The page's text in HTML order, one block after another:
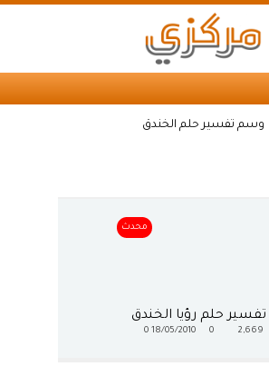
وسم تفسير حلم الخندق
محدث
تفسير حلم رؤيا الخندق
2,669
18/05/2010
0